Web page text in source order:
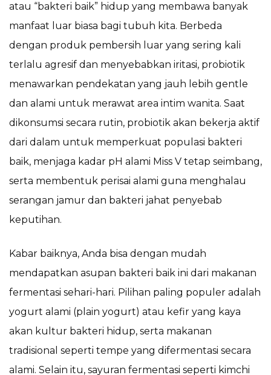
atau “bakteri baik” hidup yang membawa banyak
manfaat luar biasa bagi tubuh kita. Berbeda
dengan produk pembersih luar yang sering kali
terlalu agresif dan menyebabkan iritasi, probiotik
menawarkan pendekatan yang jauh lebih gentle
dan alami untuk merawat area intim wanita. Saat
dikonsumsi secara rutin, probiotik akan bekerja aktif
dari dalam untuk memperkuat populasi bakteri
baik, menjaga kadar pH alami Miss V tetap seimbang,
serta membentuk perisai alami guna menghalau
serangan jamur dan bakteri jahat penyebab
keputihan.
Kabar baiknya, Anda bisa dengan mudah
mendapatkan asupan bakteri baik ini dari makanan
fermentasi sehari-hari. Pilihan paling populer adalah
yogurt alami (plain yogurt) atau kefir yang kaya
akan kultur bakteri hidup, serta makanan
tradisional seperti tempe yang difermentasi secara
alami. Selain itu, sayuran fermentasi seperti kimchi